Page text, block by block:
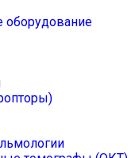
оборудование